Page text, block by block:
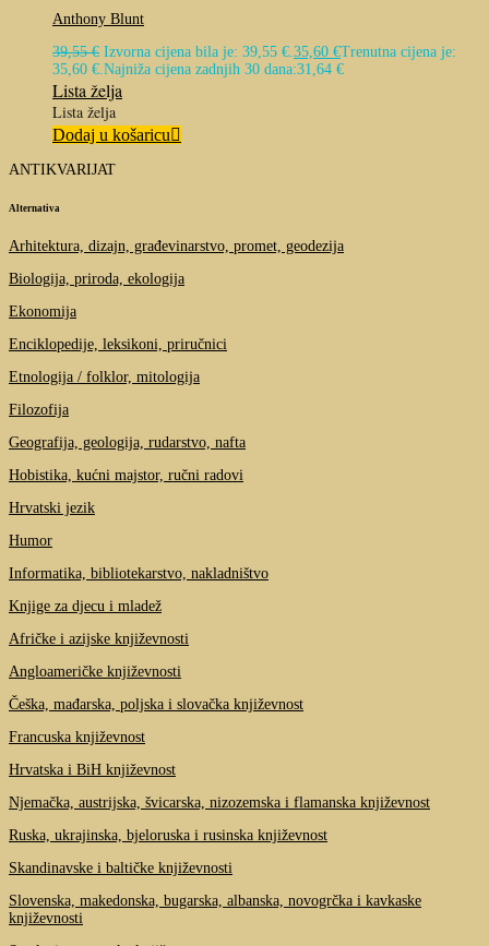
Anthony Blunt
39,55€ Izvorna cijena bila je: 39,55 €.35,60 €Trenutna cijena je:
35,60 €.Najniža cijena zadnjih 30 dana:31,64 €
Lista želja
Lista želja
Dodaj u košaricu
ANTIKVARIJAT
Alternativa
Arhitektura, dizajn, građevinarstvo, promet, geodezija
Biologija, priroda, ekologija
Ekonomija
Enciklopedije, leksikoni, priručnici
Etnologija / folklor, mitologija
Filozofija
Geografija, geologija, rudarstvo, nafta
Hobistika, kućni majstor, ručni radovi
Hrvatski jezik
Humor
Informatika, bibliotekarstvo, nakladništvo
Knjige za djecu i mladež
Afričke i azijske književnosti
Angloameričke književnosti
Češka, mađarska, poljska i slovačka književnost
Francuska književnost
Hrvatska i BiH književnost
Njemačka, austrijska, švicarska, nizozemska i flamanska književnost
Ruska, ukrajinska, bjeloruska i rusinska književnost
Skandinavske i baltičke književnosti
Slovenska, makedonska, bugarska, albanska, novogrčka i kavkaske
književnosti